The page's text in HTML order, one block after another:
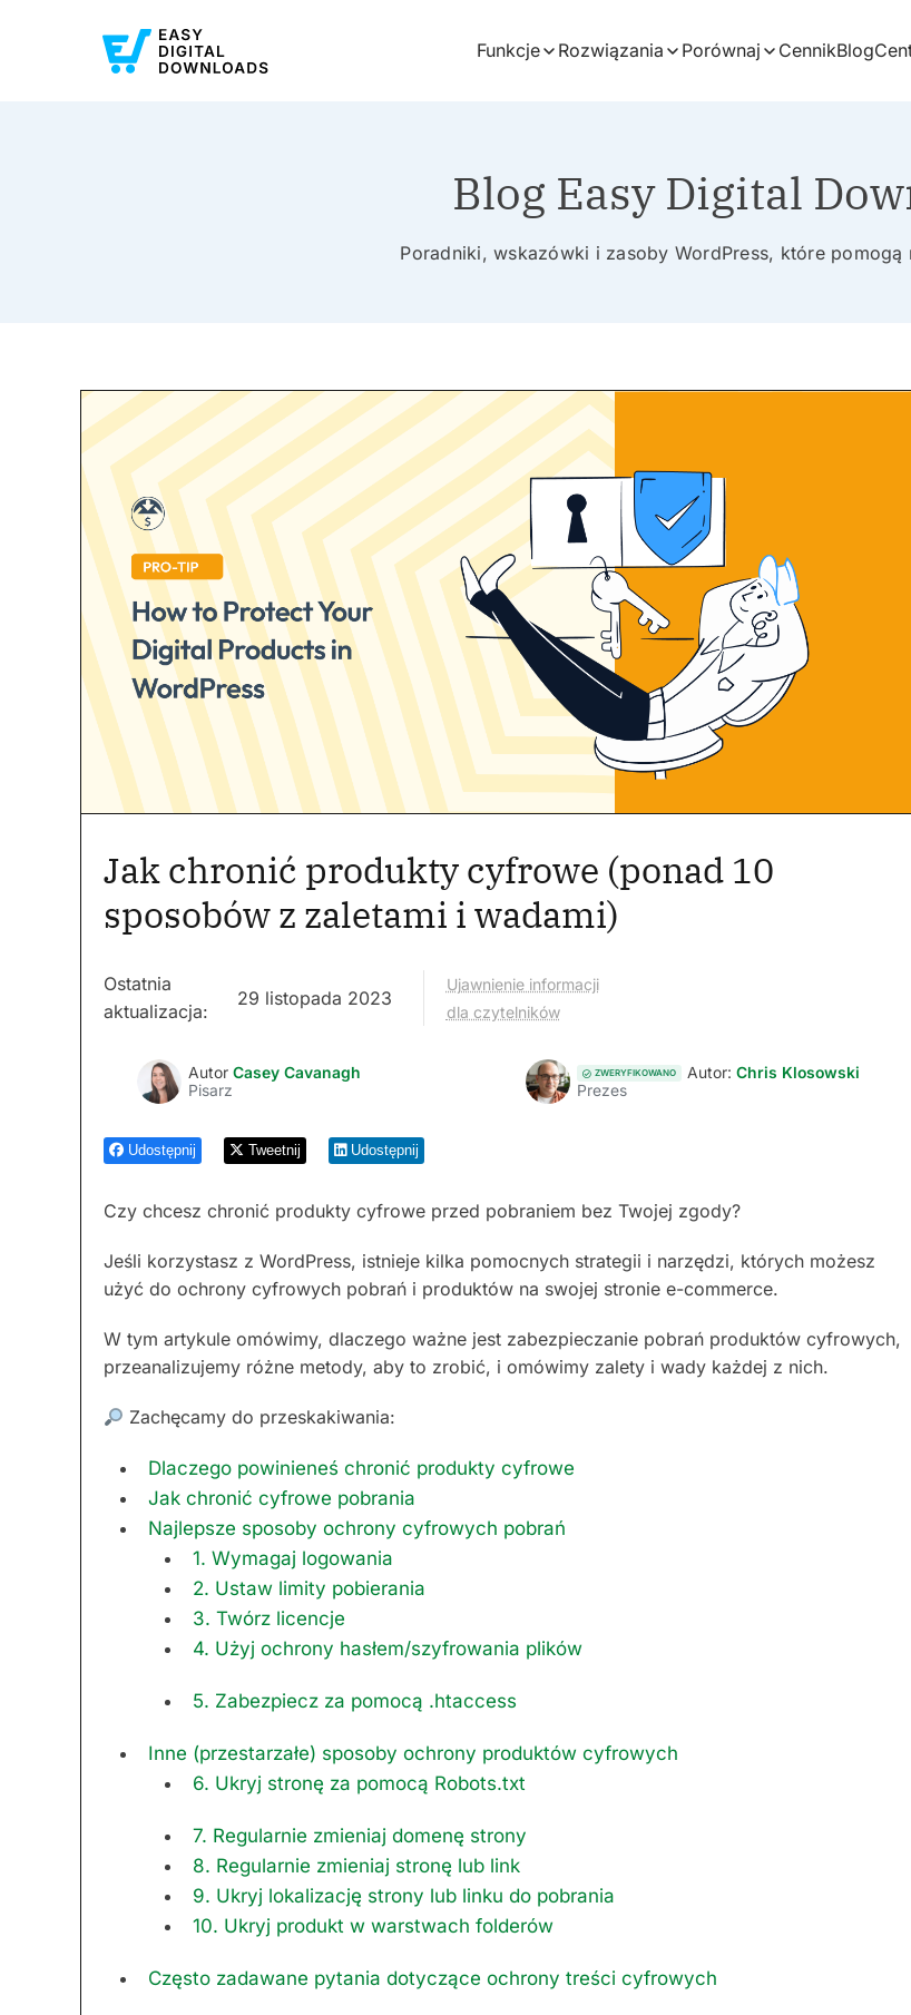
Funkcje Rozwiązania Porównaj CennikBlog
Blog Easy Digital
Poradniki, wskazówki i zasoby WordPress, które
Jak chronić produkty cyfrowe (ponad 10
sposobów z zaletami i wadami)
Ostatnia
aktualizacja:
29 listopada 2023
Ujawnienie informacji
dla czytelników
Autor Casey Cavanagh
Pisarz
ZWERYFIKOWANO Autor: Chris Klosowski
Prezes
Udostępnij Tweetnij Udostępnij
Czy chcesz chronić produkty cyfrowe przed pobraniem bez Twojej zgody?
Jeśli korzystasz z WordPress, istnieje kilka pomocnych strategii i narzędzi, których możesz
użyć do ochrony cyfrowych pobrań i produktów na swojej stronie e-commerce.
W tym artykule omówimy, dlaczego ważne jest zabezpieczanie pobrań produktów cyfrowych,
przeanalizujemy różne metody, aby to zrobić, i omówimy zalety i wady każdej z nich.
Zachęcamy do przeskakiwania:
Dlaczego powinieneś chronić produkty cyfrowe
Jak chronić cyfrowe pobrania
Najlepsze sposoby ochrony cyfrowych pobrań
1. Wymagaj logowania
2. Ustaw limity pobierania
3. Twórz licencje
4. Użyj ochrony hasłem/szyfrowania plików
5. Zabezpiecz za pomocą .htaccess
Inne (przestarzałe) sposoby ochrony produktów cyfrowych
6. Ukryj stronę za pomocą Robots.txt
7. Regularnie zmieniaj domenę strony
8. Regularnie zmieniaj stronę lub link
9. Ukryj lokalizację strony lub linku do pobrania
10. Ukryj produkt w warstwach folderów
Często zadawane pytania dotyczące ochrony treści cyfrowych